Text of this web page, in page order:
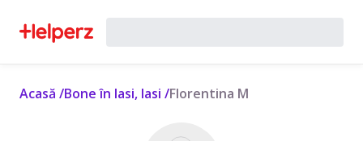
Acasă /Bone în Iasi, Iasi /Florentina M